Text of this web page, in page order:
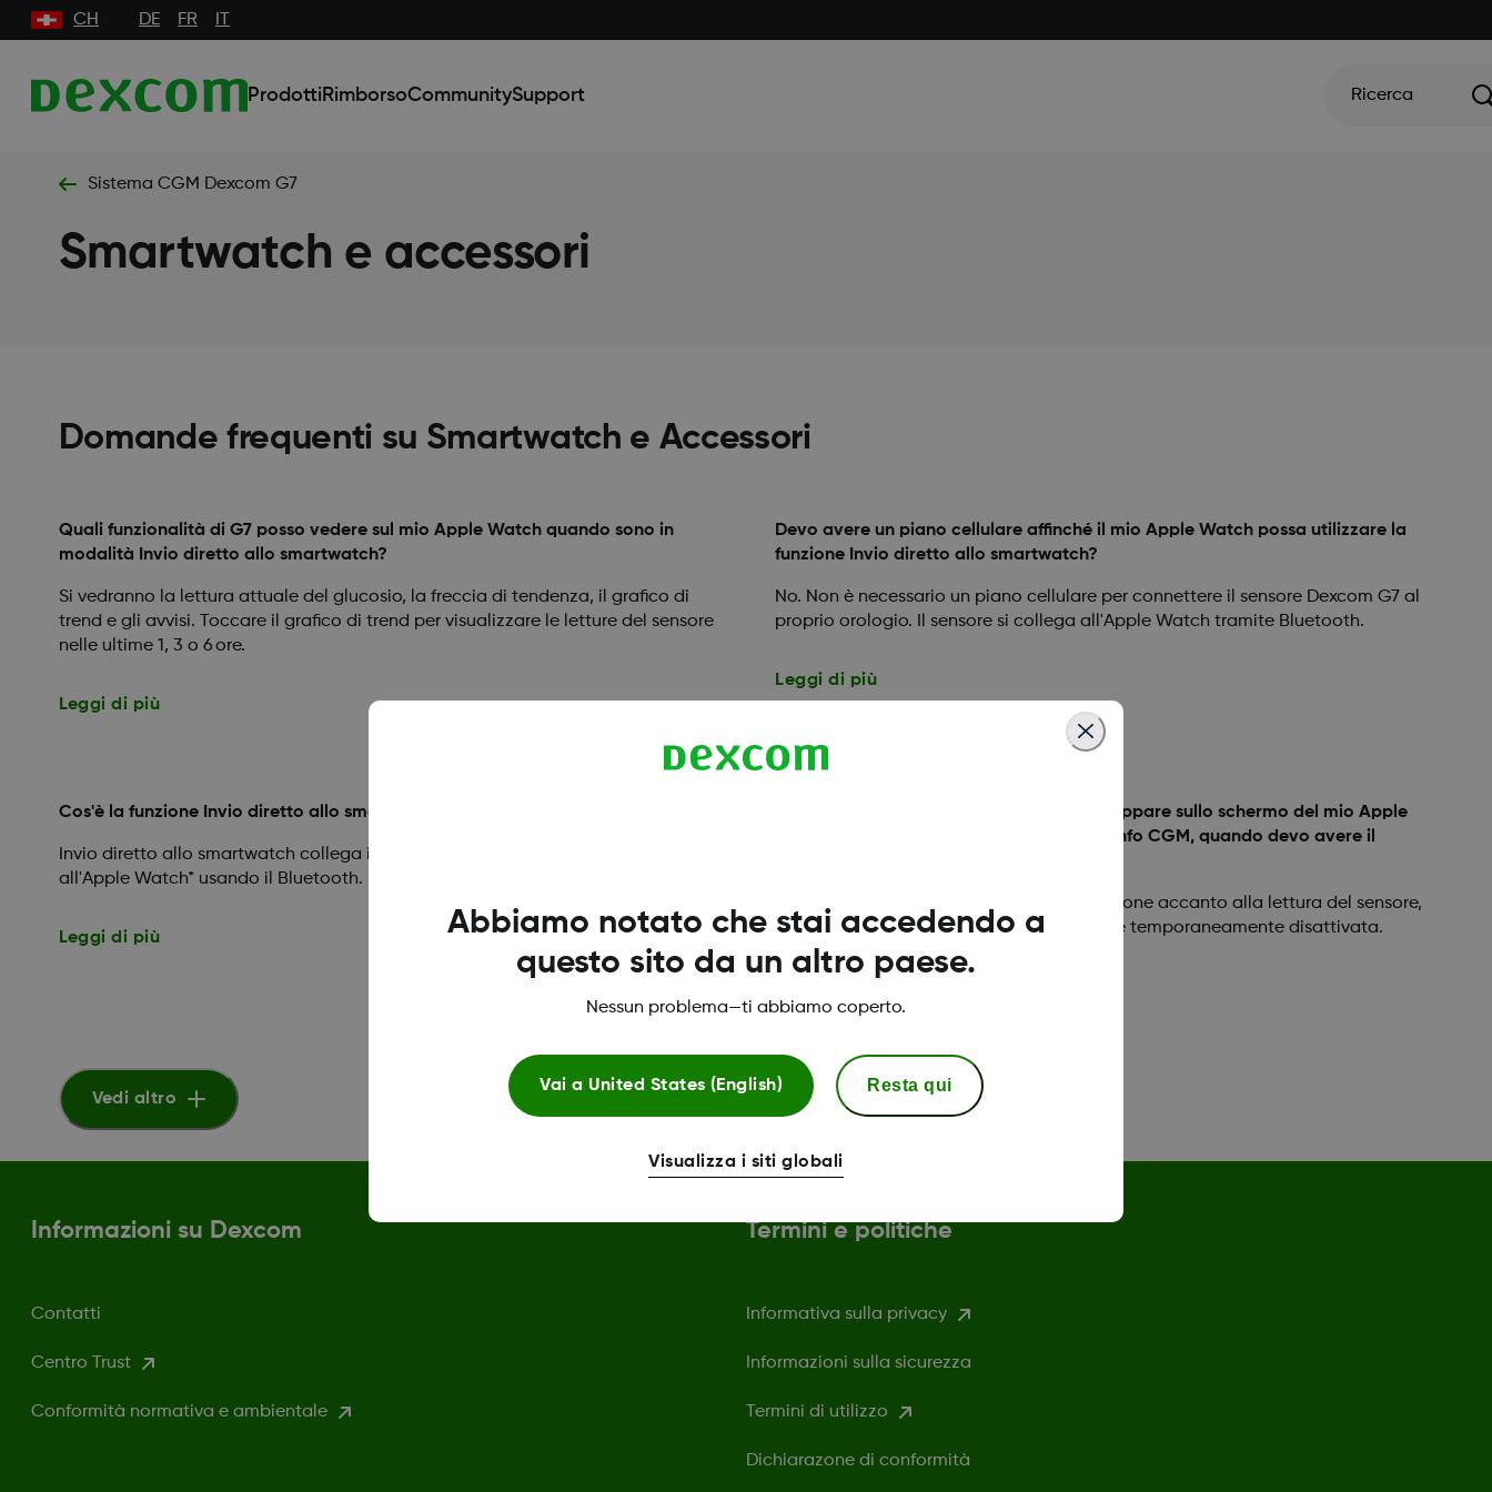
CH DE FR
Prodotti RimborsoCommunitySupport Ricerca
Sistema CGM Dexcom G7
Smartwatch e accessori
Domande frequenti su Smartwatch e Accessori
Quali funzionalità di G7 posso vedere sul mio Apple Watch quando sono in
modalità Invio diretto allo smartwatch?
Si vedranno la lettura attuale del glucosio, la freccia di tendenza, il grafico di
trend e gli avvisi. Toccare il grafico di trend per visualizzare le letture del sensore
nelle ultime 1, 3 o 6 ore.
Leggi di più
Devo avere un piano cellulare affinché il mio Apple Watch possa utilizzare la
funzione Invio diretto allo smartwatch?
No. Non è necessario un piano cellulare per connettere il sensore Dexcom G7 al
proprio orologio. Il sensore si collega all'Apple Watch tramite Bluetooth.
Leggi di più
Cos'è la funzione Invio diretto allo smartwatch?
Invio diretto allo smartwatch collega il sensore Dexcom G7 direttamente
all'Apple Watch* usando il Bluetooth.
Leggi di più
Cos'è l'icona del telefono arancione che appare sullo schermo del mio Apple
Watch? Quando utilizzo l'orologio per le info CGM, quando devo avere il
Quando si vede l'icona del telefono arancione accanto alla lettura del sensore,
la modalità Invio diretto allo smartwatch è temporaneamente disattivata.
Vedi altro
Informazioni su Dexcom
Contatti
Centro Trust
Conformità normativa e ambientale
Termini e politiche
Informativa sulla privacy
Informazioni sulla sicurezza
Termini di utilizzo
Dichiarazone di conformità
Abbiamo notato che stai accedendo a
questo sito da un altro paese.
Nessun problema—ti abbiamo coperto.
Vai a United States (English) Resta qui
Visualizza i siti globali